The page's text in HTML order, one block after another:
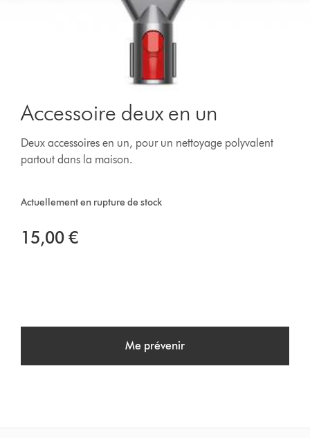
Accessoire deux en un
Deux accessoires en un, pour un nettoyage polyvalent
partout dans la maison.
Actuellement en rupture de stock
15,00 €
Me prévenir